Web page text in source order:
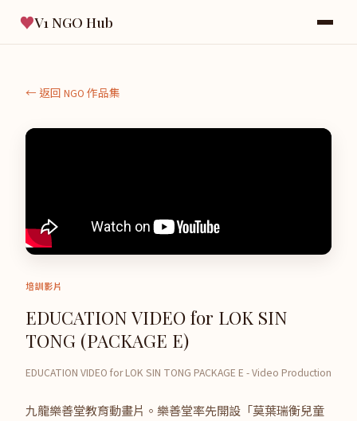
♥V1 NGO Hub
← 返回 NGO 作品集
培訓影片
EDUCATION VIDEO for LOK SIN
TONG (PACKAGE E)
EDUCATION VIDEO for LOK SIN TONG PACKAGE E - Video Production
九龍樂善堂教育動畫片。樂善堂率先開設「莫葉瑞衡兒童